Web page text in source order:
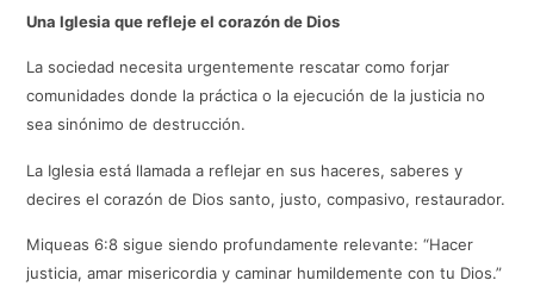
Una Iglesia que refleje el corazón de Dios
La sociedad necesita urgentemente rescatar como forjar
comunidades donde la práctica o la ejecución de la justicia no
sea sinónimo de destrucción.
La Iglesia está llamada a reflejar en sus haceres, saberes y
decires el corazón de Dios santo, justo, compasivo, restaurador.
Miqueas 6:8 sigue siendo profundamente relevante: “Hacer
justicia, amar misericordia y caminar humildemente con tu Dios.”